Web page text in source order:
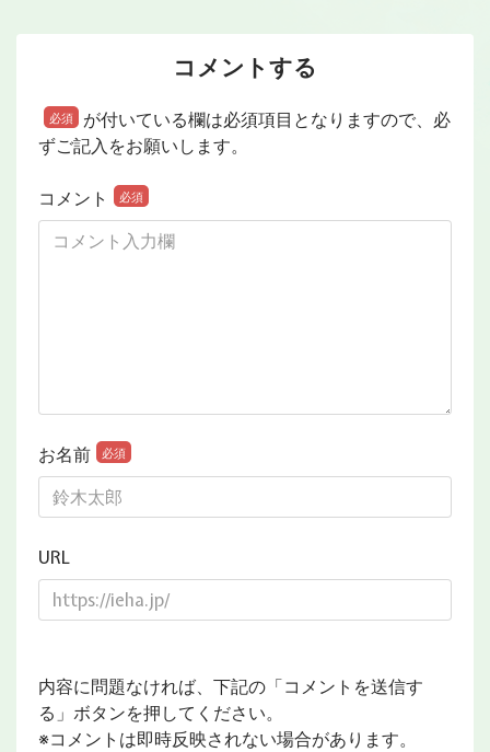
コメントする
必須
が付いている欄は必須項目となりますので、必
ずご記入をお願いします。
コメント 必須
お名前 必須
URL
内容に問題なければ、下記の「コメントを送信す
る」ボタンを押してください。
※コメントは即時反映されない場合があります。